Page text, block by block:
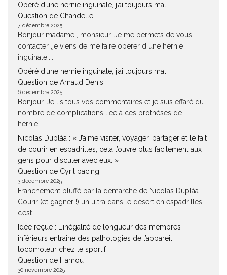
Opéré d’une hernie inguinale, j’ai toujours mal !
Question de Chandelle
7 décembre 2025
Bonjour madame , monsieur, Je me permets de vous
contacter ,je viens de me faire opérer d une hernie
inguinale....
Opéré d’une hernie inguinale, j’ai toujours mal !
Question de Arnaud Denis
6 décembre 2025
Bonjour. Je lis tous vos commentaires et je suis effaré du
nombre de complications liée à ces prothèses de
hernie....
Nicolas Duplàa : « J’aime visiter, voyager, partager et le fait
de courir en espadrilles, cela t’ouvre plus facilement aux
gens pour discuter avec eux. »
Question de Cyril pacing
3 décembre 2025
Franchement bluffé par la démarche de Nicolas Duplàa.
Courir (et gagner !) un ultra dans le désert en espadrilles,
c’est...
Idée reçue : L’inégalité de longueur des membres
inférieurs entraine des pathologies de l’appareil
locomoteur chez le sportif
Question de Hamou
30 novembre 2025